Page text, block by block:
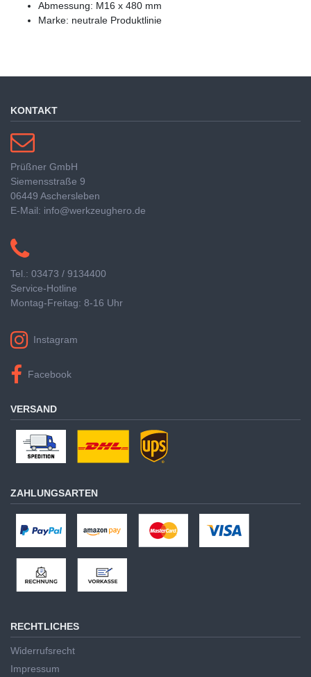
Abmessung: M16 x 480 mm
Marke: neutrale Produktlinie
KONTAKT
Prüßner GmbH
Siemensstraße 9
06449 Aschersleben
E-Mail: info@werkzeughero.de
Tel.: 03473 / 9134400
Service-Hotline
Montag-Freitag: 8-16 Uhr
Instagram
Facebook
VERSAND
ZAHLUNGSARTEN
RECHTLICHES
Widerrufsrecht
Impressum